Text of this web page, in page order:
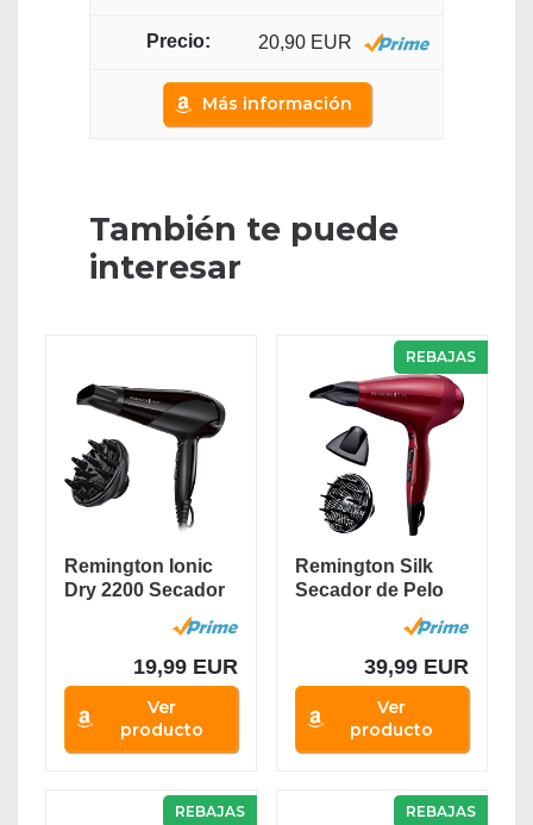
20,90 EUR
Más información
También te puede
interesar
Remington Ionic
Dry 2200 Secador
19,99 EUR
Ver
producto
REBAJAS
Remington Silk
Secador de Pelo
Profesional -...
39,99 EUR
Ver
producto
REBAJAS REBAJAS